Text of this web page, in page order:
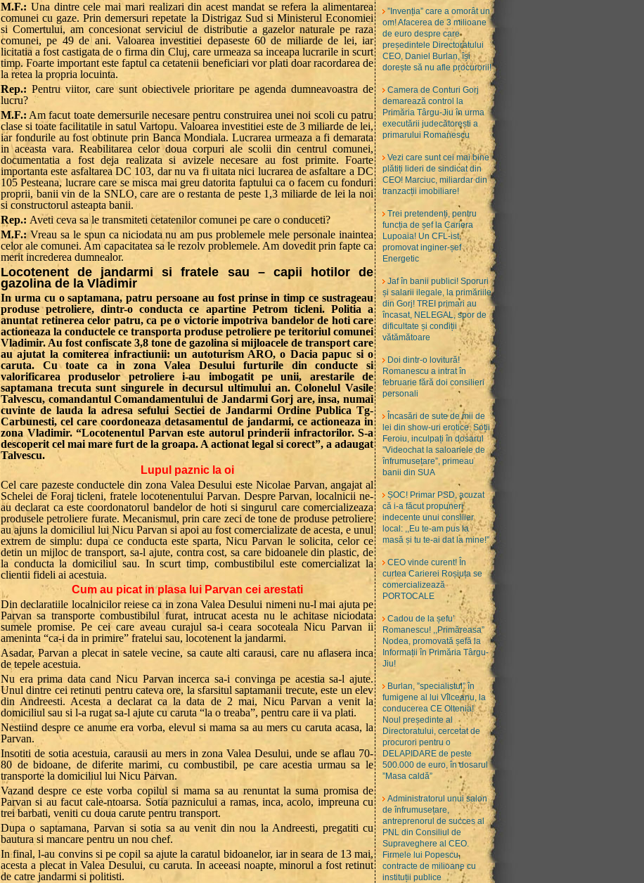
”Invenția” care a omorât un
om! Afacerea de 3 milioane
de euro despre care
președintele Directoratului
CEO, Daniel Burlan, își
dorește să nu afle procurorii!
Camera de Conturi Gorj
demarează control la
Primăria Târgu-Jiu în urma
executării judecătorești a
primarului Romanescu
Vezi care sunt cei mai bine
plătiți lideri de sindicat din
CEO! Marciuc, miliardar din
tranzacții imobiliare!
Trei pretendenți, pentru
funcția de șef la Cariera
Lupoaia! Un CFL-ist,
promovat inginer-șef
Energetic
Jaf în banii publici! Sporuri
și salarii ilegale, la primăriile
din Gorj! TREI primari au
încasat, NELEGAL, spor de
dificultate și condiții
vătămătoare
Doi dintr-o lovitură!
Romanescu a intrat în
februarie fără doi consilieri
personali
Încasări de sute de mii de
lei din show-uri erotice. Soții
Feroiu, inculpați în dosarul
”Videochat la saloanele de
înfrumusețare”, primeau
banii din SUA
ȘOC! Primar PSD, acuzat
că i-a făcut propuneri
indecente unui consilier
local: ,,Eu te-am pus la
masă și tu te-ai dat la mine!”
CEO vinde curent! În
curtea Carierei Roșiuța se
comercializează
PORTOCALE
Cadou de la șefu’
Romanescu! ,,Primăreasa”
Nodea, promovată șefă la
Informații în Primăria Târgu-
Jiu!
Burlan, ”specialistul” în
fumigene al lui Vîlceanu, la
conducerea CE Oltenia!
Noul președinte al
Directoratului, cercetat de
procurori pentru o
DELAPIDARE de peste
500.000 de euro, în dosarul
”Masa caldă”
Administratorul unui salon
de înfrumusețare,
antreprenorul de succes al
PNL din Consiliul de
Supraveghere al CEO.
Firmele lui Popescu,
contracte de milioane cu
instituții publice
M.F.: Una dintre cele mai mari realizari din acest mandat se refera la alimentarea
comunei cu gaze. Prin demersuri repetate la Distrigaz Sud si Ministerul Economiei
si Comertului, am concesionat serviciul de distributie a gazelor naturale pe raza
comunei, pe 49 de ani. Valoarea investitiei depaseste 60 de miliarde de lei, iar
licitatia a fost castigata de o firma din Cluj, care urmeaza sa inceapa lucrarile in scurt
timp. Foarte important este faptul ca cetatenii beneficiari vor plati doar racordarea de
la retea la propria locuinta.
Rep.: Pentru viitor, care sunt obiectivele prioritare pe agenda dumneavoastra de
lucru?
M.F.: Am facut toate demersurile necesare pentru construirea unei noi scoli cu patru
clase si toate facilitatile in satul Vartopu. Valoarea investitiei este de 3 miliarde de lei,
iar fondurile au fost obtinute prin Banca Mondiala. Lucrarea urmeaza a fi demarata
in aceasta vara. Reabilitarea celor doua corpuri ale scolii din centrul comunei,
documentatia a fost deja realizata si avizele necesare au fost primite. Foarte
importanta este asfaltarea DC 103, dar nu va fi uitata nici lucrarea de asfaltare a DC
105 Pesteana, lucrare care se misca mai greu datorita faptului ca o facem cu fonduri
proprii, banii vin de la SNLO, care are o restanta de peste 1,3 miliarde de lei la noi
si constructorul asteapta banii.
Rep.: Aveti ceva sa le transmiteti cetatenilor comunei pe care o conduceti?
M.F.:Vreau sa le spun ca niciodata nu am pus problemele mele personale inaintea
celor ale comunei. Am capacitatea sa le rezolv problemele. Am dovedit prin fapte ca
merit increderea dumnealor.
Locotenent de jandarmi si fratele sau – capii hotilor de
gazolina de la Vladimir
In urma cu o saptamana, patru persoane au fost prinse in timp ce sustrageau
produse petroliere, dintr-o conducta ce apartine Petrom ticleni. Politia a
anuntat retinerea celor patru, ca pe o victorie impotriva bandelor de hoti care
actioneaza la conductele ce transporta produse petroliere pe teritoriul comunei
Vladimir. Au fost confiscate 3,8 tone de gazolina si mijloacele de transport care
au ajutat la comiterea infractiunii: un autoturism ARO, o Dacia papuc si o
caruta. Cu toate ca in zona Valea Desului furturile din conducte si
valorificarea produselor petroliere i-au imbogatit pe unii, arestarile de
saptamana trecuta sunt singurele in decursul ultimului an. Colonelul Vasile
Talvescu, comandantul Comandamentului de Jandarmi Gorj are, insa, numai
cuvinte de lauda la adresa sefului Sectiei de Jandarmi Ordine Publica Tg-
Carbunesti, cel care coordoneaza detasamentul de jandarmi, ce actioneaza in
zona Vladimir. “Locotenentul Parvan este autorul prinderii infractorilor. S-a
descoperit cel mai mare furt de la groapa. A actionat legal si corect”, a adaugat
Talvescu.
Lupul paznic la oi
Cel care pazeste conductele din zona Valea Desului este Nicolae Parvan, angajat al
Schelei de Foraj ticleni, fratele locotenentului Parvan. Despre Parvan, localnicii ne-
au declarat ca este coordonatorul bandelor de hoti si singurul care comercializeaza
produsele petroliere furate. Mecanismul, prin care zeci de tone de produse petroliere
au ajuns la domiciliul lui Nicu Parvan si apoi au fost comercializate de acesta, e unul
extrem de simplu: dupa ce conducta este sparta, Nicu Parvan le solicita, celor ce
detin un mijloc de transport, sa-l ajute, contra cost, sa care bidoanele din plastic, de
la conducta la domiciliul sau. In scurt timp, combustibilul este comercializat la
clientii fideli ai acestuia.
Cum au picat in plasa lui Parvan cei arestati
Din declaratiile localnicilor reiese ca in zona Valea Desului nimeni nu-l mai ajuta pe
Parvan sa transporte combustibilul furat, intrucat acesta nu le achitase niciodata
sumele promise. Pe cei care aveau curajul sa-i ceara socoteala Nicu Parvan ii
ameninta “ca-i da in primire” fratelui sau, locotenent la jandarmi.
Asadar, Parvan a plecat in satele vecine, sa caute alti carausi, care nu aflasera inca
de tepele acestuia.
Nu era prima data cand Nicu Parvan incerca sa-i convinga pe acestia sa-l ajute.
Unul dintre cei retinuti pentru cateva ore, la sfarsitul saptamanii trecute, este un elev
din Andreesti. Acesta a declarat ca la data de 2 mai, Nicu Parvan a venit la
domiciliul sau si l-a rugat sa-l ajute cu caruta “la o treaba”, pentru care ii va plati.
Nestiind despre ce anume era vorba, elevul si mama sa au mers cu caruta acasa, la
Parvan.
Insotiti de sotia acestuia, carausii au mers in zona Valea Desului, unde se aflau 70-
80 de bidoane, de diferite marimi, cu combustibil, pe care acestia urmau sa le
transporte la domiciliul lui Nicu Parvan.
Vazand despre ce este vorba copilul si mama sa au renuntat la suma promisa de
Parvan si au facut cale-ntoarsa. Sotia paznicului a ramas, inca, acolo, impreuna cu
trei barbati, veniti cu doua carute pentru transport.
Dupa o saptamana, Parvan si sotia sa au venit din nou la Andreesti, pregatiti cu
bautura si mancare pentru un nou chef.
In final, l-au convins si pe copil sa ajute la caratul bidoanelor, iar in seara de 13 mai,
acesta a plecat in Valea Desului, cu caruta. In aceeasi noapte, minorul a fost retinut
de catre jandarmi si politisti.